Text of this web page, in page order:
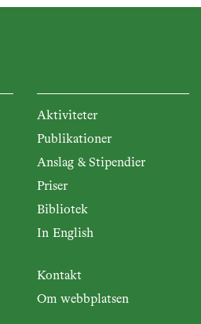
Aktiviteter
Publikationer
Anslag & Stipendier
Priser
Bibliotek
In English
Kontakt
Om webbplatsen